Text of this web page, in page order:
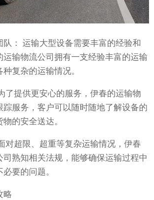
： 运输大型设备需要丰富的经验和
运输物流公司拥有一支经验丰富的运输
复杂的运输情况。
了提供更安心的服务，伊春的运输物
踪服务，客户可以随时随地了解设备的
的安全送达。
对超限、超重等复杂运输情况，伊春
司熟知相关法规，能够确保运输过程中
要的问题。
略